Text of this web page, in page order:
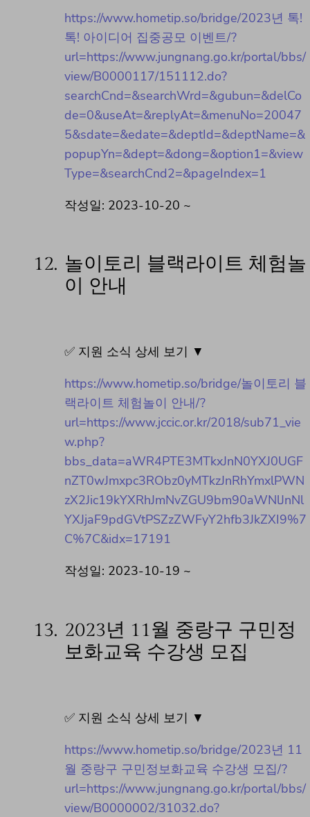
https://www.hometip.so/bridge/2023년 톡!
톡! 아이디어 집중공모 이벤트/?
url=https://www.jungnang.go.kr/portal/bbs/
view/B0000117/151112.do?
searchCnd=&searchWrd=&gubun=&delCo
de=0&useAt=&replyAt=&menuNo=20047
5&sdate=&edate=&deptId=&deptName=&
popupYn=&dept=&dong=&option1=&view
Type=&searchCnd2=&pageIndex=1
작성일: 2023-10-20 ~
12. 놀이토리 블랙라이트 체험놀
이 안내
✅ 지원 소식 상세 보기 ▼
https://www.hometip.so/bridge/놀이토리 블
랙라이트 체험놀이 안내/?
url=https://www.jccic.or.kr/2018/sub71_vie
w.php?
bbs_data=aWR4PTE3MTkxJnN0YXJ0UGF
nZT0wJmxpc3RObz0yMTkzJnRhYmxlPWN
zX2Jic19kYXRhJmNvZGU9bm90aWNlJnNl
YXJjaF9pdGVtPSZzZWFyY2hfb3JkZXI9%7
C%7C&idx=17191
작성일: 2023-10-19 ~
13. 2023년 11월 중랑구 구민정
보화교육 수강생 모집
✅ 지원 소식 상세 보기 ▼
https://www.hometip.so/bridge/2023년 11
월 중랑구 구민정보화교육 수강생 모집/?
url=https://www.jungnang.go.kr/portal/bbs/
view/B0000002/31032.do?